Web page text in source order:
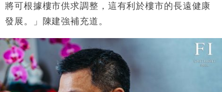
將可根據樓市供求調整，這有利於樓市的長遠健康
發展。」陳建強補充道。